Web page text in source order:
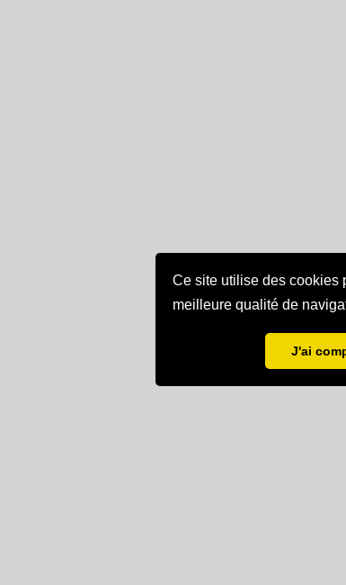
Ce site utilise des cookies
meilleure qualité de
J'ai